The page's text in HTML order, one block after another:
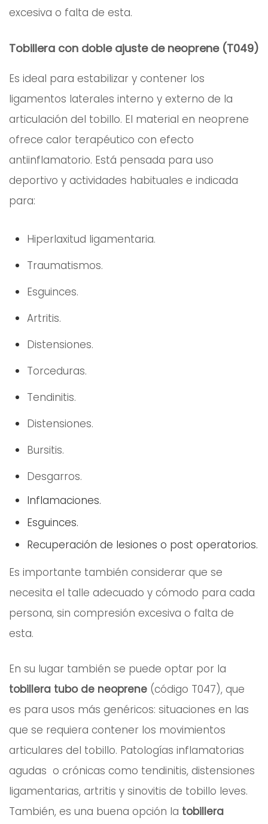
excesiva o falta de esta.
Tobillera con doble ajuste de neoprene (T049)
Es ideal para estabilizar y contener los
ligamentos laterales interno y externo de la
articulación del tobillo. El material en neoprene
ofrece calor terapéutico con efecto
antiinflamatorio. Está pensada para uso
deportivo y actividades habituales e indicada
para:
Hiperlaxitud ligamentaria.
Traumatismos.
Esguinces.
Artritis.
Distensiones.
Torceduras.
Tendinitis.
Distensiones.
Bursitis.
Desgarros.
Inflamaciones.
Esguinces.
Recuperación de lesiones o post operatorios.
Es importante también considerar que se
necesita el talle adecuado y cómodo para cada
persona, sin compresión excesiva o falta de
esta.
En su lugar también se puede optar por la
tobillera tubo de neoprene (código T047), que
es para usos más genéricos: situaciones en las
que se requiera contener los movimientos
articulares del tobillo. Patologías inflamatorias
agudas o crónicas como tendinitis, distensiones
ligamentarias, artritis y sinovitis de tobillo leves.
También, es una buena opción la tobillera